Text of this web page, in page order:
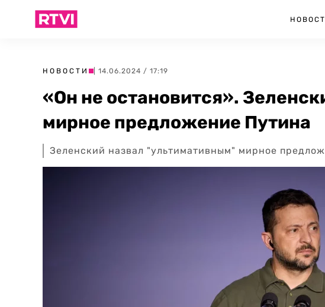
НОВОСТИ | 14.06.2024 / 17:19
«Он не остановится».
мирное предложение Путина
Зеленский назвал "ультимативным" мирное